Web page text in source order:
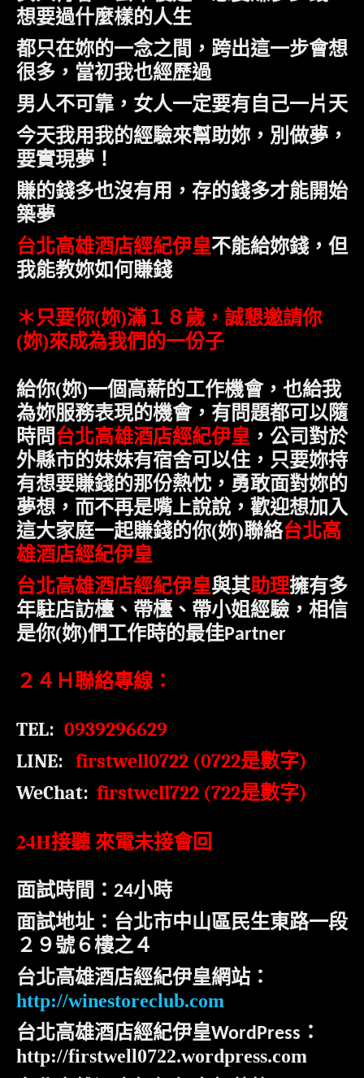
想要過什麼樣的人生
都只在妳的一念之間，跨出這一步會想
很多，當初我也經歷過
男人不可靠，女人一定要有自己一片天
今天我用我的經驗來幫助妳，別做夢，
要實現夢！
賺的錢多也沒有用，存的錢多才能開始
築夢
台北高雄酒店經紀伊皇不能給妳錢，但
我能教妳如何賺錢
＊只要你(妳)滿１８歲，誠懇邀請你
(妳)來成為我們的一份子
給你(妳)一個高薪的工作機會，也給我
為妳服務表現的機會，有問題都可以隨
時問台北高雄酒店經紀伊皇 ，公司對於
外縣市的妹妹有宿舍可以住，只要妳持
有想要賺錢的那份熱忱，勇敢面對妳的
夢想，而不再是嘴上說說，歡迎想加入
這大家庭一起賺錢的你(妳)聯絡台北高
雄酒店經紀伊皇
台北高雄酒店經紀伊皇與其助理擁有多
年駐店訪檯、帶檯、帶小姐經驗，相信
是你(妳)們工作時的最佳Partner
２４Ｈ聯絡專線：
TEL: 0939296629
LINE: firstwell0722 (0722是數字)
WeChat: firstwell722 (722是數字)
24H接聽 來電未接會回
面試時間： 24小時
面試地址：台北市中山區民生東路一段
２９號６樓之４
台北高雄酒店經紀伊皇網站：
http://winestoreclub.com
台北高雄酒店經紀伊皇WordPress ：
http://firstwell0722.wordpress.com